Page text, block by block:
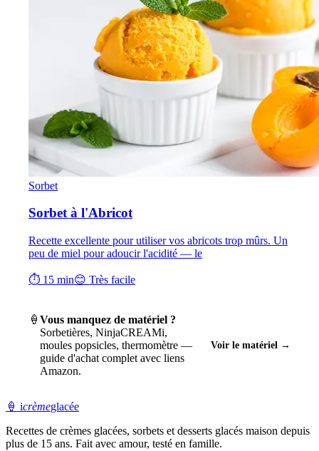
Sorbet
Sorbet à l'Abricot
Recette excellente pour utiliser vos abricots trop mûrs. Un
peu de miel pour adoucir l'acidité — le
⏱ 15 min😊 Très facile
🍦 Vous manquez de matériel ?
Sorbetières, NinjaCREAMi,
moules popsicles, thermomètre —
guide d'achat complet avec liens
Amazon.
Voir le matériel →
🍦 icrèmeglacée
Recettes de crèmes glacées, sorbets et desserts glacés maison depuis
plus de 15 ans. Fait avec amour, testé en famille.